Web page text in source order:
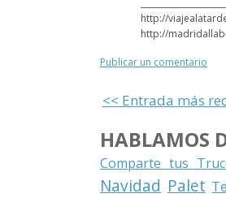
http://
http://
Publicar un comentario
<< Entrada más
HABLAMOS
Comparte tus
Navidad Palet